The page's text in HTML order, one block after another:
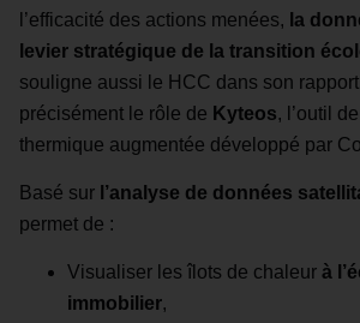
l’efficacité des actions menées, la
levier stratégique de la transition
souligne aussi le HCC dans son
précisément le rôle de Kyteos, l’outil
thermique augmentée développé par
Basé sur l’analyse de données
permet de :
Visualiser les îlots de chaleur à
immobilier,